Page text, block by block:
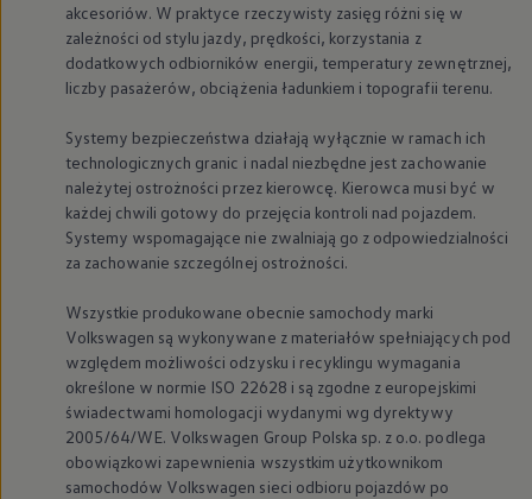
akcesoriów. W praktyce rzeczywisty zasięg różni się w
zależności od stylu jazdy, prędkości, korzystania z
dodatkowych odbiorników energii, temperatury zewnętrznej,
liczby pasażerów, obciążenia ładunkiem i topografii terenu.
Systemy bezpieczeństwa działają wyłącznie w ramach ich
technologicznych granic i nadal niezbędne jest zachowanie
należytej ostrożności przez kierowcę. Kierowca musi być w
każdej chwili gotowy do przejęcia kontroli nad pojazdem.
Systemy wspomagające nie zwalniają go z odpowiedzialności
za zachowanie szczególnej ostrożności.
Wszystkie produkowane obecnie samochody marki
Volkswagen są wykonywane z materiałów spełniających pod
względem możliwości odzysku i recyklingu wymagania
określone w normie ISO 22628 i są zgodne z europejskimi
świadectwami homologacji wydanymi wg dyrektywy
2005/64/WE. Volkswagen Group Polska sp. z o.o. podlega
obowiązkowi zapewnienia wszystkim użytkownikom
samochodów Volkswagen sieci odbioru pojazdów po